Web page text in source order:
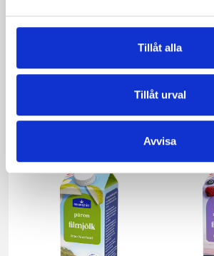
Tillåt alla
Tillåt urval
Avvisa